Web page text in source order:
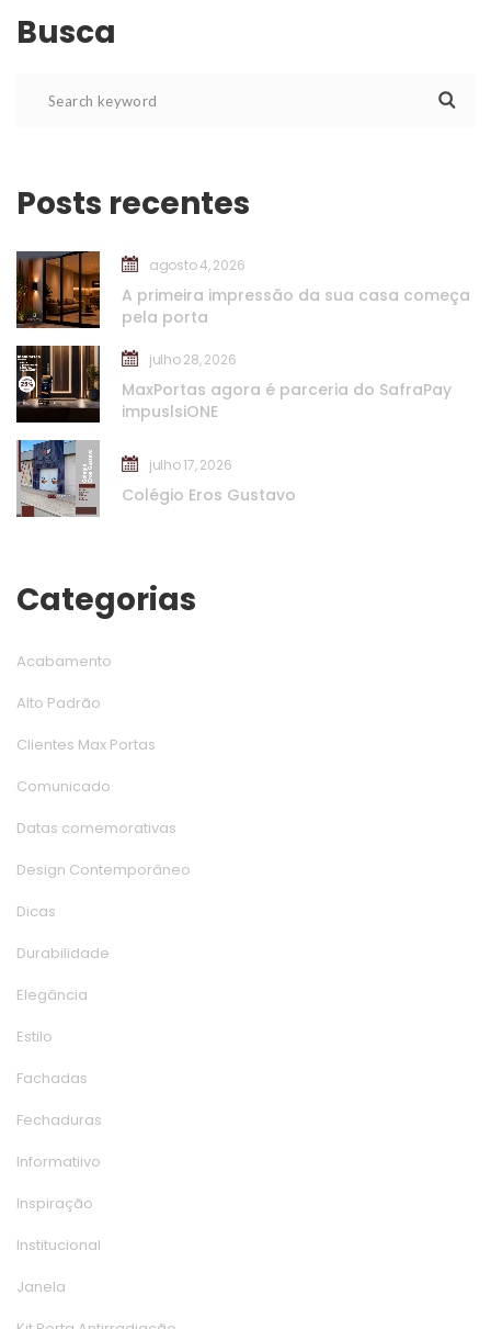
Busca
Posts recente
agosto 4, 2026
A primeira impressão da sua casa começa
pela porta
julho 28, 2026
MaxPortas agora é parceria do SafraPay
impuslsiONE
julho 17, 2026
Colégio Eros Gustavo
Categoria
Acabamento
Alto Padrão
Clientes Max Porta
Comunicado
Datas comemorativa
Design Contemporâneo
Dica
Durabilidade
Elegância
Estilo
Fachada
Fechadura
Informatiivo
Inspiração
Institucional
Janela